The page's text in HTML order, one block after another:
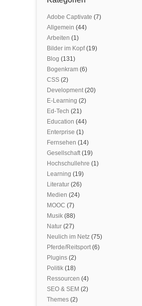
Adobe Captivate (7)
Allgemein (44)
Arbeiten (1)
Bilder im Kopf(19)
Blog (131)
Bogenkram (6)
CSS (2)
Development(20)
E-Learning (2)
Ed-Tech (21)
Education (44)
Enterprise (1)
Fernsehen (14)
Gesellschaft(19)
Hochschullehre (1)
Learning (19)
Literatur (26)
Medien (24)
MOOC (7)
Musik (88)
Natur (27)
Neulich im Netz (75)
Pferde/Reitsport(6)
Plugins (2)
Politik (18)
Ressourcen (4)
SEO & SEM (2)
Themes (2)